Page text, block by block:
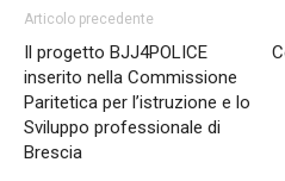
Articolo precedente
Il progetto BJJ4POLICE
inserito nella Commissione
Paritetica per l’istruzione e lo
Sviluppo professionale di
Brescia